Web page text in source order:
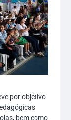
por objetivo
bem como